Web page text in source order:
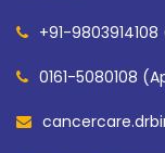
+91-
0161-5080108